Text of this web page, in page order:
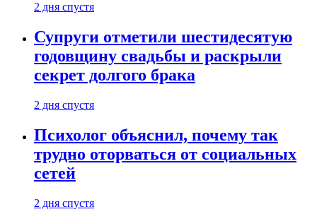
2 дня спустя
Супруги отметили шестидесятую
годовщину свадьбы и раскрыли
секрет долгого брака
2 дня спустя
Психолог объяснил, почему так
трудно оторваться от социальных
сетей
2 дня спустя